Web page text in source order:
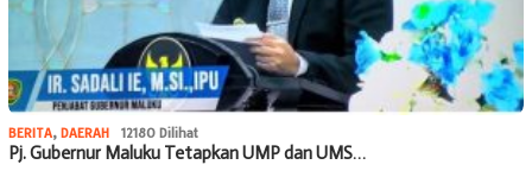
BERITA, DAERAH 12180 Dilihat
Pj. Gubernur Maluku Tetapkan UMP dan UMS…